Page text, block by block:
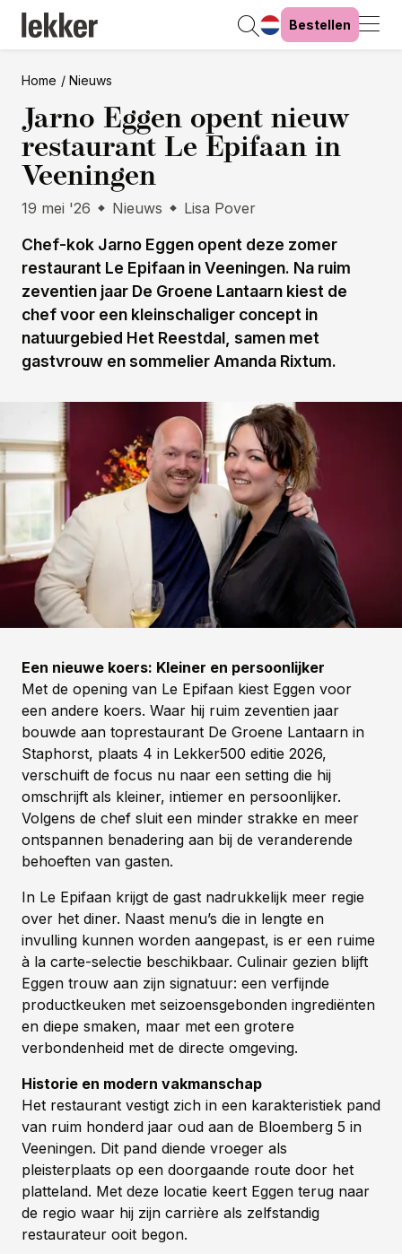
Bestellen
Home Nieuws
Jarno Eggen opent nieuw
restaurant Le Epifaan in
Veeningen
19 mei '26 Nieuws Lisa Pover
Chef-kok Jarno Eggen opent deze zomer
restaurant Le Epifaan in Veeningen. Na ruim
zeventien jaar De Groene Lantaarn kiest de
chef voor een kleinschaliger concept in
natuurgebied Het Reestdal, samen met
gastvrouw en sommelier Amanda Rixtum.
Een nieuwe koers: Kleiner en persoonlijker
Met de opening van Le Epifaan kiest Eggen voor
een andere koers. Waar hij ruim zeventien jaar
bouwde aan toprestaurant De Groene Lantaarn in
Staphorst, plaats 4 in Lekker500 editie 2026,
verschuift de focus nu naar een setting die hij
omschrijft als kleiner, intiemer en persoonlijker.
Volgens de chef sluit een minder strakke en meer
ontspannen benadering aan bij de veranderende
behoeften van gasten.
In Le Epifaan krijgt de gast nadrukkelijk meer regie
over het diner. Naast menu’s die in lengte en
invulling kunnen worden aangepast, is er een ruime
à la carte-selectie beschikbaar. Culinair gezien blijft
Eggen trouw aan zijn signatuur: een verfijnde
productkeuken met seizoensgebonden ingrediënten
en diepe smaken, maar met een grotere
verbondenheid met de directe omgeving.
Historie en modern vakmanschap
Het restaurant vestigt zich in een karakteristiek pand
van ruim honderd jaar oud aan de Bloemberg 5 in
Veeningen. Dit pand diende vroeger als
pleisterplaats op een doorgaande route door het
platteland. Met deze locatie keert Eggen terug naar
de regio waar hij zijn carrière als zelfstandig
restaurateur ooit begon.